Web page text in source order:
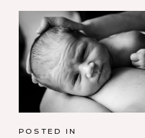
POSTED IN